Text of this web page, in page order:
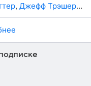
, Джефф Трэшер,